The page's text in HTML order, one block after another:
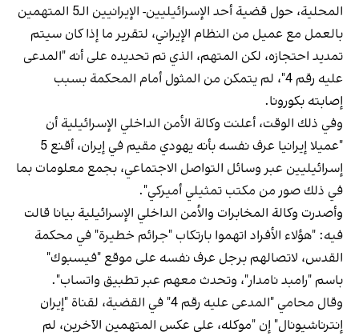
المحلية، حول قضية أحد الإسرائيليين- الإيرانيين الـ5 المتهمين
بالعمل مع عميل من النظام الإيراني، لتقرير ما إذا كان سيتم
تمديد احتجازه، لكن المتهم، الذي تم تحديده على أنه "المدعى
عليه رقم 4"، لم يتمكن من المثول أمام المحكمة بسبب
إصابته بكورونا.
وفي ذلك الوقت، أعلنت وكالة الأمن الداخلي الإسرائيلية أن
"عميلا إيرانيا عرف نفسه بأنه يهودي مقيم في إيران، أقنع 5
إسرائيليين عبر وسائل التواصل الاجتماعي، بجمع معلومات بما
في ذلك صور من مكتب تمثيلي أميركي".
وأصدرت وكالة المخابرات والأمن الداخلي الإسرائيلية بيانا قالت
فيه: "هؤلاء الأفراد اتهموا بارتكاب "جرائم خطيرة" في محكمة
القدس، لاتصالهم برجل عرف نفسه على موقع "فيسبوك"
باسم "رامبد نامدار"، وتحدث معهم عبر تطبيق واتساب".
وقال محامي "المدعى عليه رقم 4" في القضية، لقناة "إيران
إنترناشيونال" إن "موكله، على عكس المتهمين الآخرين، لم